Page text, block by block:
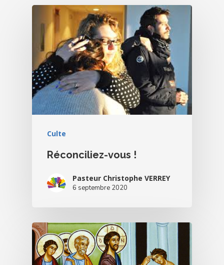
Culte
Réconciliez-vous !
Pasteur Christophe VERREY
6 septembre 2020